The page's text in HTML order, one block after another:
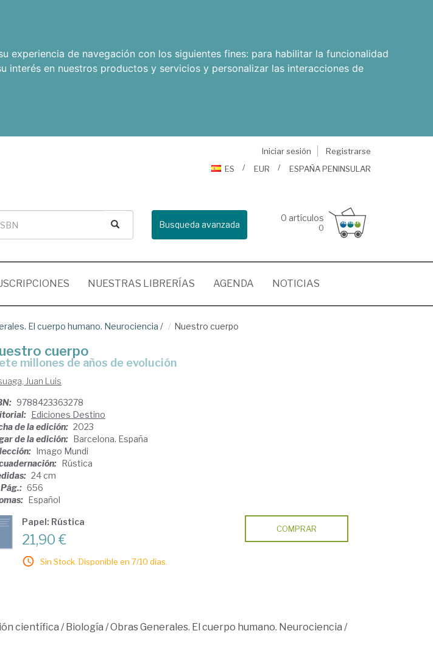
experiencia de navegación con los siguientes fines: para habilitar la funcionalidad
interés en nuestros productos y servicios y personalizar las interacciones de
Iniciar sesión
Registrarse
ES
EUR ESPAÑA PENINSULAR
Busqueda avanzada
0 artículos
0
NUESTRAS LIBRERÍAS AGENDA NOTICIAS
El cuerpo humano. Neurociencia / Nuestro cuerpo
cuerpo
millones de años de evolución
Juan Luis
9788423363278
Ediciones Destino
de la edición: 2023
de la edición: Barcelona. España
Imago Mundi
Rústica
24 cm
Pág.: 656
Español
Papel: Rústica
21,90 €
Sin Stock. Disponible en 7/10 días.
COMPRAR
científica /Biología /Obras Generales. El cuerpo humano. Neurociencia /